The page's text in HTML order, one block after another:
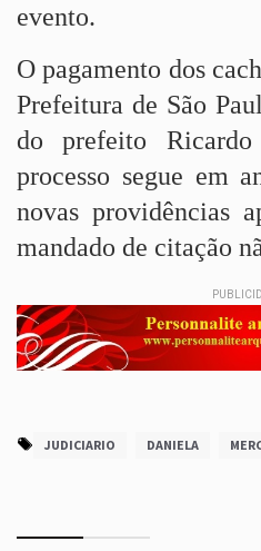
evento.
O pagamento dos
Prefeitura de São
do prefeito
processo segue em
novas providências
mandado de citação
JUDICIARIO DANIELA